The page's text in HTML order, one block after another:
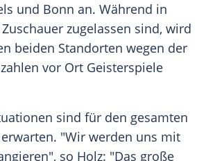
und Bonn an. Während in
zugelassen sind, wird
beiden Standorten wegen der
vor Ort Geisterspiele
sind für den gesamten
"Wir werden uns mit
so Holz: "Das große